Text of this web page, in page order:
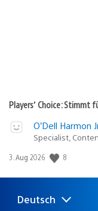
Players’ Choice: Stimmt
O’Dell Harmon
Specialist,
Veröffentlichungsdatum:
3. Aug 2026 8
Select
Aktuelle
Deutsch